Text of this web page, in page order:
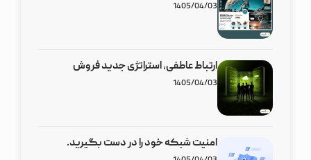
1405/04/03
ارتباط عاطفی، استراتژی جدید فروش
1405/04/03
امنیت شبکه‌ خود را در دست بگیرید.